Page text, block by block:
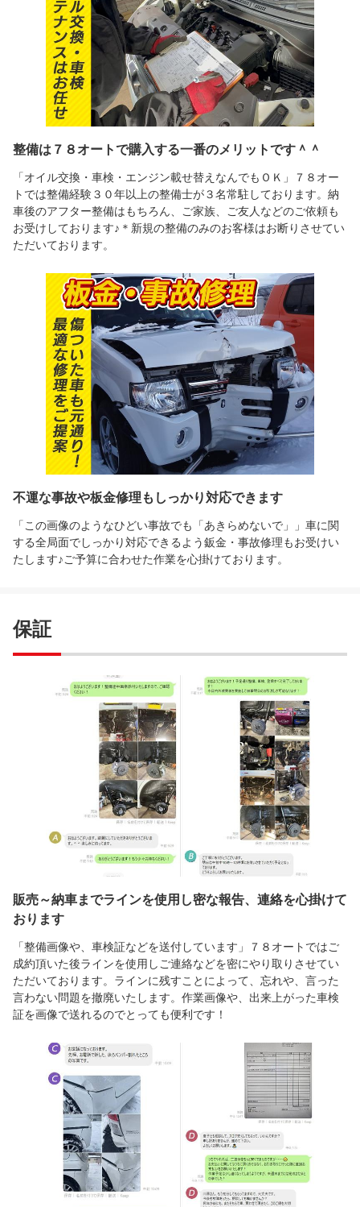
整備は７８オートで購入する一番のメリットです＾＾
「オイル交換・車検・エンジン載せ替えなんでもＯＫ」７８オー
トでは整備経験３０年以上の整備士が３名常駐しております。納
車後のアフター整備はもちろん、ご家族、ご友人などのご依頼も
お受けしております♪＊新規の整備のみのお客様はお断りさせてい
ただいております。
不運な事故や板金修理もしっかり対応できます
「この画像のようなひどい事故でも「あきらめないで」」車に関
する全局面でしっかり対応できるよう鈑金・事故修理もお受けい
たします♪ご予算に合わせた作業を心掛けております。
保証
販売～納車までラインを使用し密な報告、連絡を心掛けて
おります
「整備画像や、車検証などを送付しています」７８オートではご
成約頂いた後ラインを使用しご連絡などを密にやり取りさせてい
ただいております。ラインに残すことによって、忘れや、言った
言わない問題を撤廃いたします。作業画像や、出来上がった車検
証を画像で送れるのでとっても便利です！